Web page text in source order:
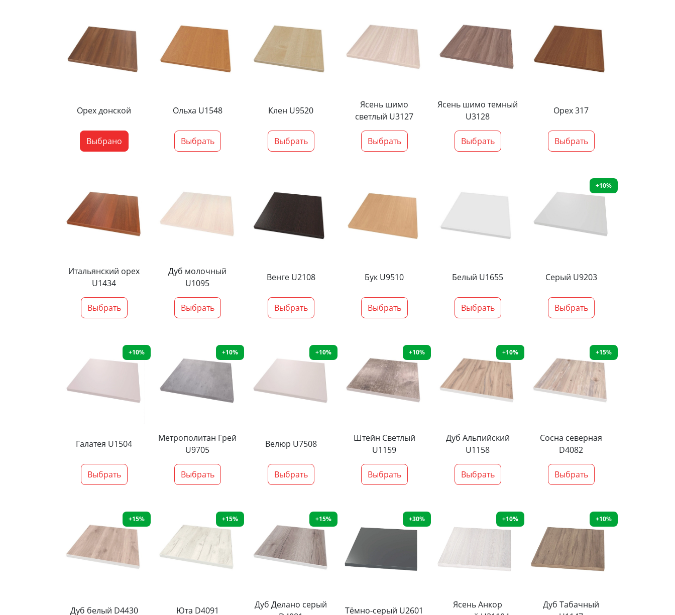
Орех донской
Выбрано
Ольха U1548
Выбрать
Клен U9520
Выбрать
Ясень шимо
светлый U3127
Выбрать
Ясень шимо темный
U3128
Выбрать
Орех 317
Выбрать
Итальянский орех
U1434
Выбрать
Дуб молочный
U1095
Выбрать
Венге U2108
Выбрать
Бук U9510
Выбрать
Белый U1655
Выбрать
+10%
Серый U9203
Выбрать
+10%
Галатея U1504
Выбрать
+10%
Метрополитан Грей
U9705
Выбрать
+10%
Велюр U7508
Выбрать
+10%
Штейн Светлый
U1159
Выбрать
+10%
Дуб Альпийский
U1158
Выбрать
+15%
Сосна северная
D4082
Выбрать
+15%
Дуб белый D4430
+15%
Юта D4091
+15%
Дуб Делано серый
+30%
Тёмно-серый U2601
+10%
Ясень Анкор
+10%
Дуб Табачный